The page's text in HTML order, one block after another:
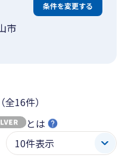
条件を変更する
市
16件）
とは